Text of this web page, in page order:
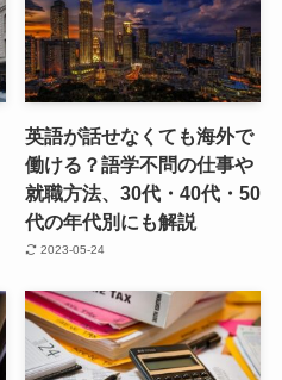
英語が話せなくても海外で
働ける？語学不問の仕事や
就職方法、30代・40代・50
代の年代別にも解説
2023-05-24